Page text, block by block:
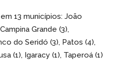
13 municípios: João
Grande (3),
do Seridó (3), Patos (4),
(1), Igaracy (1), Taperoá (1)